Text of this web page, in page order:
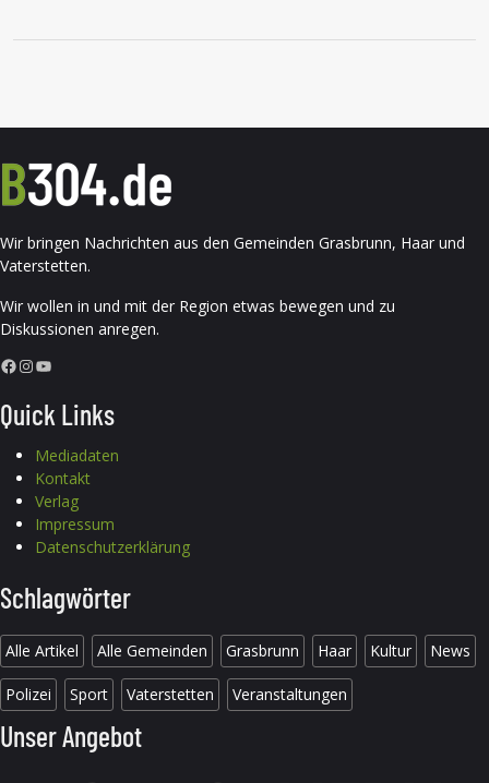
Wir bringen Nachrichten aus den Gemeinden Grasbrunn, Haar und
Vaterstetten.
Wir wollen in und mit der Region etwas bewegen und zu
Diskussionen anregen.
Facebook InstagramYouTube
Quick Links
Mediadaten
Kontakt
Verlag
Impressum
Datenschutzerklärung
Schlagwörter
Alle Artikel Alle Gemeinden Grasbrunn Haar Kultur News
Polizei Sport Vaterstetten Veranstaltungen
Unser Angebot